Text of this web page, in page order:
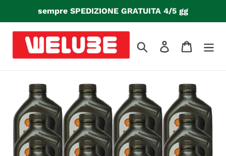
direttamente
contenuti
sempre SPEDIZIONE GRATUITA 4/5 gg
Cerca Accedi Carrello